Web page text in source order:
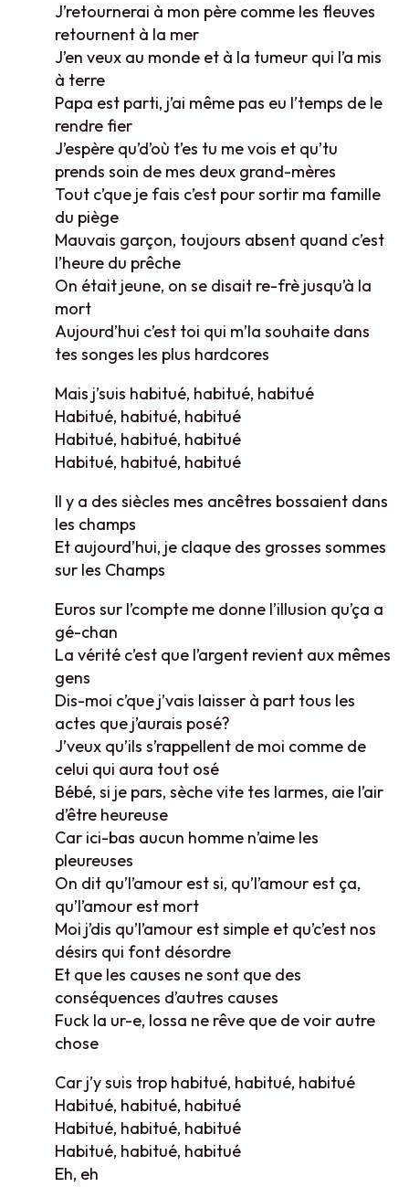
J’retournerai à mon père comme les fleuves
retournent à la mer
J’en veux au monde et à la tumeur qui l’a mis
à terre
Papa est parti, j’ai même pas eu l’temps de le
rendre fier
J’espère qu’d’où t’es tu me vois et qu’tu
prends soin de mes deux grand-mères
Tout c’que je fais c’est pour sortir ma famille
du piège
Mauvais garçon, toujours absent quand c’est
l’heure du prêche
On était jeune, on se disait re-frè jusqu’à la
mort
Aujourd’hui c’est toi qui m’la souhaite dans
tes songes les plus hardcores
Mais j’suis habitué, habitué, habitué
Habitué, habitué, habitué
Habitué, habitué, habitué
Habitué, habitué, habitué
Il y a des siècles mes ancêtres bossaient dans
les champs
Et aujourd’hui, je claque des grosses sommes
sur les Champs
Euros sur l’compte me donne l’illusion qu’ça a
gé-chan
La vérité c’est que l’argent revient aux mêmes
gens
Dis-moi c’que j’vais laisser à part tous les
actes que j’aurais posé?
J’veux qu’ils s’rappellent de moi comme de
celui qui aura tout osé
Bébé, si je pars, sèche vite tes larmes, aie l’air
d’être heureuse
Car ici-bas aucun homme n’aime les
pleureuses
On dit qu’l’amour est si, qu’l’amour est ça,
qu’l’amour est mort
Moi j’dis qu’l’amour est simple et qu’c’est nos
désirs qui font désordre
Et que les causes ne sont que des
conséquences d’autres causes
Fuck la ur-e, lossa ne rêve que de voir autre
chose
Car j’y suis trop habitué, habitué, habitué
Habitué, habitué, habitué
Habitué, habitué, habitué
Habitué, habitué, habitué
Eh, eh